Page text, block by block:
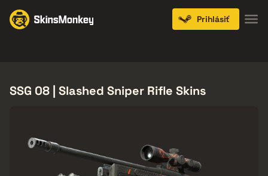
Prihlásiť
SSG 08 | Slashed Sniper Rifle Skins